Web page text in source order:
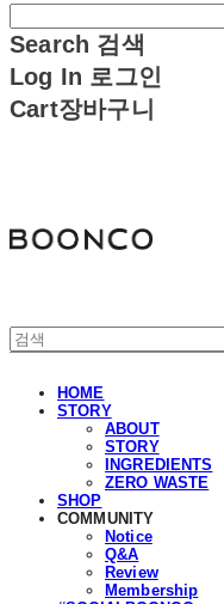
Search 검색
Log In 로그인
Cart장바구니
HOME
STORY
ABOUT
STORY
INGREDIENTS
ZERO WASTE
SHOP
COMMUNITY
Notice
Q&A
Review
Membership